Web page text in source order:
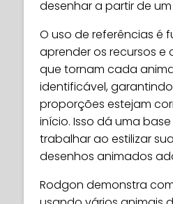
desenhar a partir de
O uso de referências é
aprender os recursos e
que tornam cada
identificável,
proporções estejam
início. Isso dá uma
trabalhar ao estilizar
desenhos animados
Rodgon demonstra